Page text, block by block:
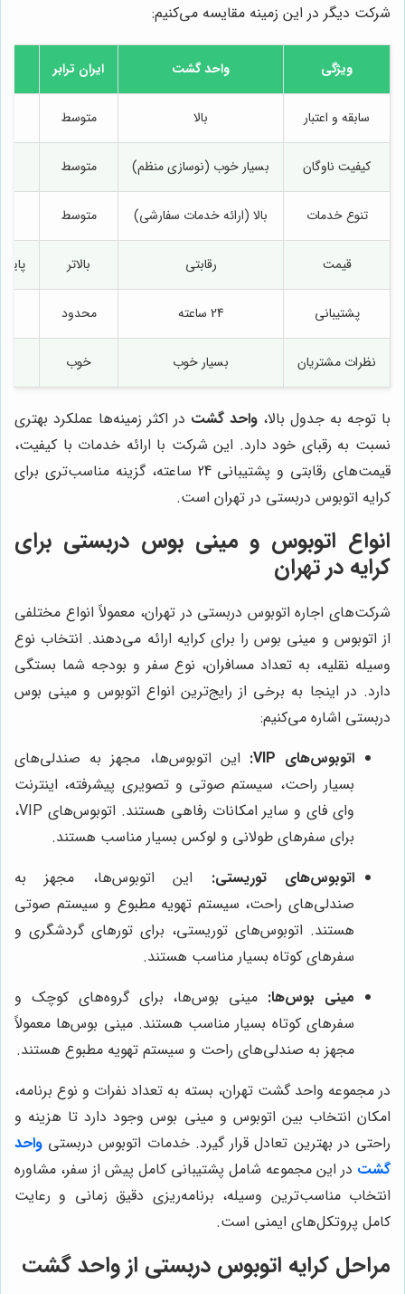
شرکت دیگر در این زمینه مقایسه می‌کنیم:
ویژگی واحد گشت ایران ترابر
سابقه و اعتبار بالا متوسط
کیفیت ناوگان بسیار خوب (نوسازی منظم) متوسط
تنوع خدمات بالا (ارائه خدمات سفارشی) متوسط
قیمت رقابتی بالاتر
پشتیبانی 24 ساعته محدود
نظرات مشتریان بسیار خوب خوب
با توجه به جدول بالا، واحد گشت در اکثر زمینه‌ها عملکرد بهتری
نسبت به رقبای خود دارد. این شرکت با ارائه خدمات با کیفیت،
قیمت‌های رقابتی و پشتیبانی 24 ساعته، گزینه مناسب‌تری برای
کرایه اتوبوس دربستی در تهران است.
انواع اتوبوس و مینی بوس دربستی برای
کرایه در تهران
شرکت‌های اجاره اتوبوس دربستی در تهران، معمولاً انواع مختلفی
از اتوبوس و مینی بوس را برای کرایه ارائه می‌دهند. انتخاب نوع
وسیله نقلیه، به تعداد مسافران، نوع سفر و بودجه شما بستگی
دارد. در اینجا به برخی از رایج‌ترین انواع اتوبوس و مینی بوس
دربستی اشاره می‌کنیم:
اتوبوس‌های VIP:
این اتوبوس‌ها، مجهز به صندلی‌های
بسیار راحت، سیستم صوتی و تصویری پیشرفته، اینترنت
وای فای و سایر امکانات رفاهی هستند. اتوبوس‌های VIP،
برای سفرهای طولانی و لوکس بسیار مناسب هستند.
اتوبوس‌های توریستی: این اتوبوس‌ها، مجهز به
صندلی‌های راحت، سیستم تهویه مطبوع و سیستم صوتی
هستند. اتوبوس‌های توریستی، برای تورهای گردشگری و
سفرهای کوتاه بسیار مناسب هستند.
مینی بوس‌ها: مینی بوس‌ها، برای گروه‌های کوچک و
سفرهای کوتاه بسیار مناسب هستند. مینی بوس‌ها معمولاً
مجهز به صندلی‌های راحت و سیستم تهویه مطبوع هستند.
در مجموعه واحد گشت تهران، بسته به تعداد نفرات و نوع برنامه،
امکان انتخاب بین اتوبوس و مینی بوس وجود دارد تا هزینه و
راحتی در بهترین تعادل قرار گیرد. خدمات اتوبوس دربستی واحد
گشت در این مجموعه شامل پشتیبانی کامل پیش از سفر، مشاوره
انتخاب مناسب‌ترین وسیله، برنامه‌ریزی دقیق زمانی و رعایت
کامل پروتکل‌های ایمنی است.
مراحل کرایه اتوبوس دربستی ازواحد گشت